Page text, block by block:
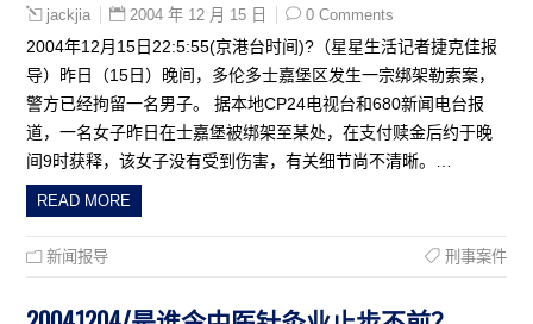
jackjia 2004 年 12 月 15 日 0 Comments
2004年12月15日22:5:55(京港台时间)?（星星生活记者捷克佳报
导）昨日（15日）晚间，多伦多士嘉堡区发生一宗绑架勒索案，
警方已经拘留一名男子。 据本地CP24电视台和680新闻电台报
道，一名女子昨日在士嘉堡被绑架至某处，在支付赎金后约于晚
间9时获释，该女子没有受到伤害，有关细节尚不清晰。…
READ MORE
新闻报导 刑事案件